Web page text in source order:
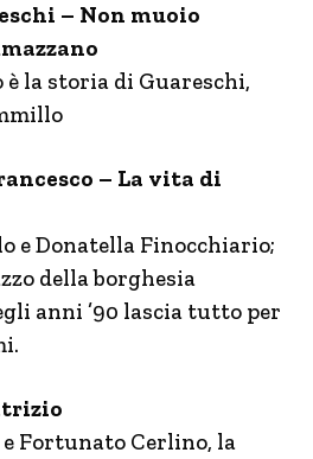
– Non muoio
è la storia di Guareschi,
– La vita di
e Donatella Finocchiario;
della borghesia
anni ’90 lascia tutto per
Fortunato Cerlino, la